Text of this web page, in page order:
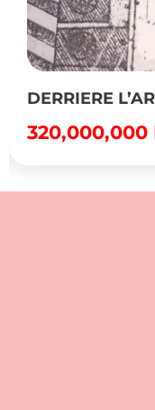
DERRIERE
320,000,000